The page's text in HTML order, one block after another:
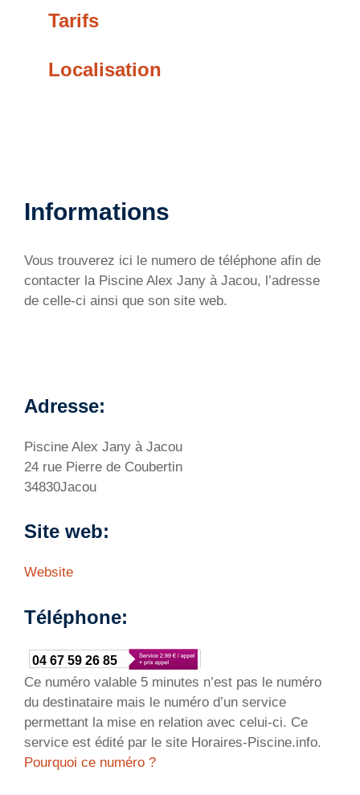
Tarifs
Localisation
Informations
Vous trouverez ici le numero de téléphone afin de
contacter la Piscine Alex Jany à Jacou, l’adresse
de celle-ci ainsi que son site web.
Adresse:
Piscine Alex Jany à Jacou
24 rue Pierre de Coubertin
34830Jacou
Site web:
Website
Téléphone:
04 67 59 26 85
Ce numéro valable 5 minutes n’est pas le numéro
du destinataire mais le numéro d’un service
permettant la mise en relation avec celui-ci. Ce
service est édité par le site Horaires-Piscine.info.
Pourquoi ce numéro ?